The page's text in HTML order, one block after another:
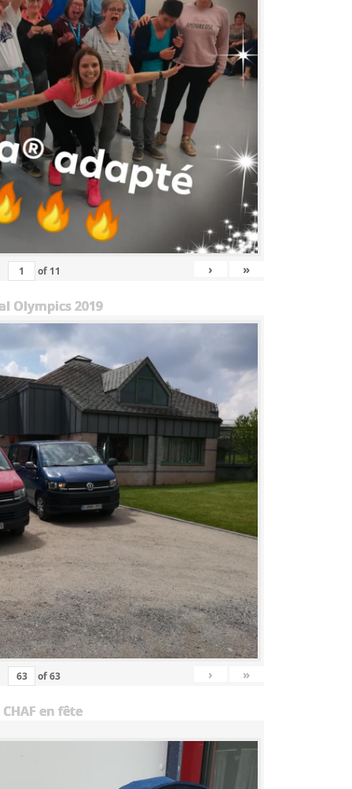
of 11 › »
Olympics 2019
of63 › »
CHAF en fête